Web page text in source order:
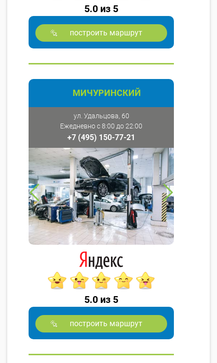
5.0 из 5
построить маршрут
МИЧУРИНСКИЙ
ул. Удальцова, 60
Ежедневно с 8:00 до 22:00
+7 (495) 150-77-21
5.0 из 5
построить маршрут